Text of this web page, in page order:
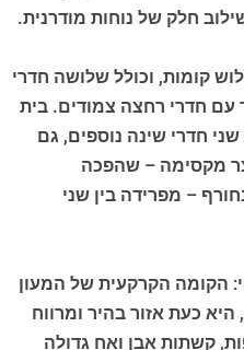
חלק של נוחות מודרנית.
קומות, וכולל שלושה חדרי
עם חדרי רחצה צמודים. בית
חדרי שינה נוספים, גם
מקסימה – שהפכה
– מפרידה בין שני
הקומה הקרקעית של המעון
כעת אזור בהיר ומרווח
קשתות אבן ואח גדולה